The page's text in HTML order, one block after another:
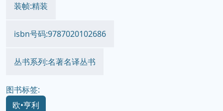
装帧:精装
isbn号码:9787020102686
丛书系列:名著名译丛书
图书标签:
欧•亨利